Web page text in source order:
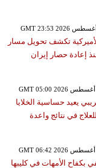
تكشف تحويل مسار
يعيد حساسية الخلايا
في نتائج واعدة
بكفاح الأمهات في كليبها